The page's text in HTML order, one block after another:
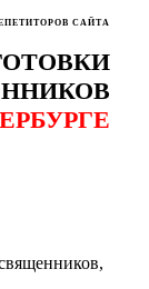
САЙТА